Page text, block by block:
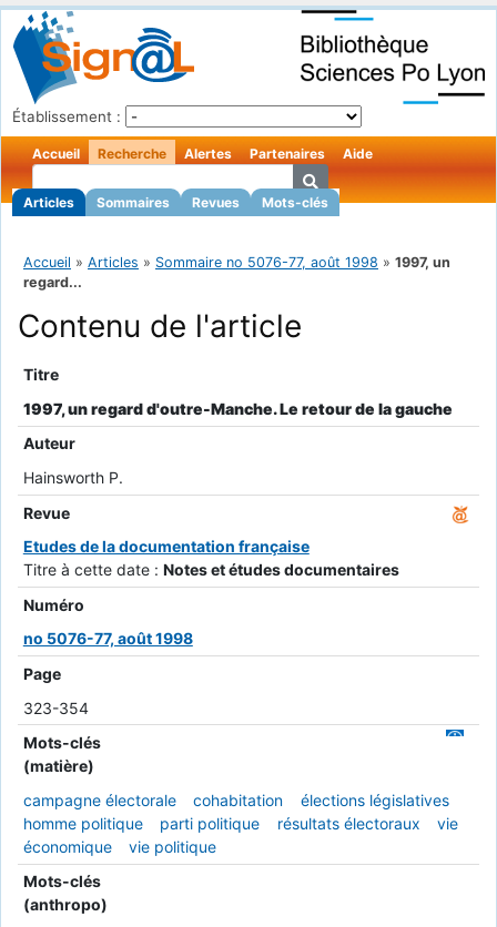
Établissement :
Accueil Recherche
Articles Sommaires Revues Mots-clés
Alertes Partenaires Aide
Accueil » Articles » Sommaire no 5076-77, août 1998 » 1997, un
regard...
Contenu de l'article
Titre
1997, un regard d'outre-Manche. Le retour de la gauche
Auteur
Hainsworth P.
Revue
Etudes de la documentation française
Titre à cette date : Notes et études documentaires
Numéro
no 5076-77, août 1998
Page
323-354
Mots-clés
(matière)
campagne électorale
cohabitation
élections législatives
homme politique
parti politique résultats électoraux
vie
économique
vie politique
Mots-clés
(anthropo)